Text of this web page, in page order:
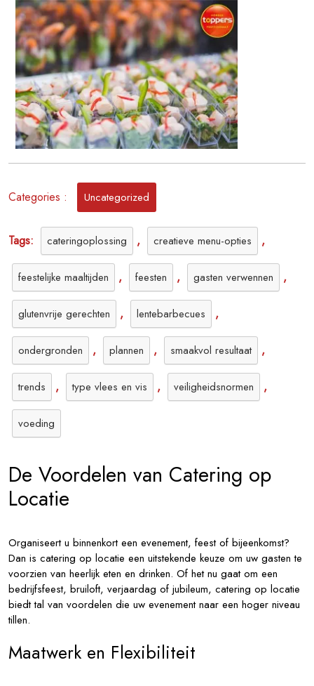
Categories : Uncategorized
Tags: cateringoplossing , creatieve menu-opties ,
feestelijke maaltijden , feesten , gasten verwennen ,
glutenvrije gerechten , lentebarbecues ,
ondergronden , plannen , smaakvol resultaat ,
trends , type vlees en vis , veiligheidsnormen ,
voeding
De Voordelen van Catering op
Locatie
Organiseert u binnenkort een evenement, feest of bijeenkomst?
Dan is catering op locatie een uitstekende keuze om uw gasten te
voorzien van heerlijk eten en drinken. Of het nu gaat om een
bedrijfsfeest, bruiloft, verjaardag of jubileum, catering op locatie
biedt tal van voordelen die uw evenement naar een hoger niveau
tillen.
Maatwerk en Flexibiliteit